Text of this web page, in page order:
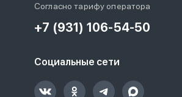
Согласно тарифу оператора
+7 (931) 106-54-50
Социальные сети